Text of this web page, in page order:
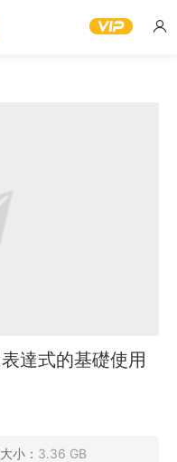
達式的基礎使用
小： 3.36 GB